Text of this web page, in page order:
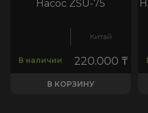
Насос ZSU-75
Китай
В наличии 220.000 ₸
В КОРЗИНУ